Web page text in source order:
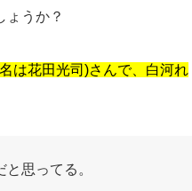
ょうか？
は花田光司)さんで、白河れ
思ってる。